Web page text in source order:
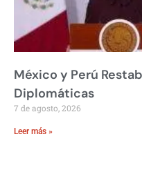
México y Perú
Diplomáticas
7 de agosto, 2026
Leer más »